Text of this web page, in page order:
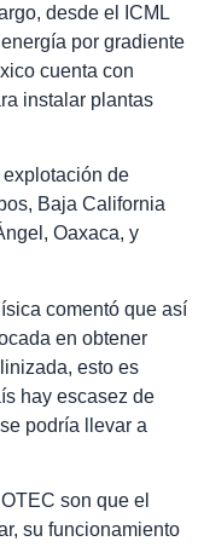
desde el ICML
por gradiente
cuenta con
instalar plantas
de
Baja California
Oaxaca, y
comentó que así
en obtener
esto es
hay escasez de
podría llevar a
son que el
su funcionamiento